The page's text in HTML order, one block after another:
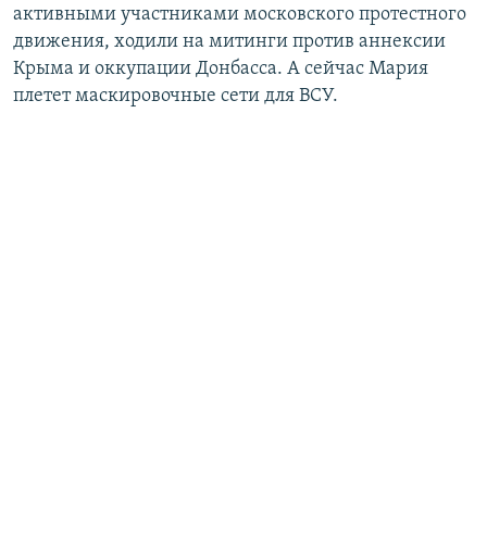
активными участниками московского протестного
движения, ходили на митинги против аннексии
Крыма и оккупации Донбасса. А сейчас Мария
плетет маскировочные сети для ВСУ.